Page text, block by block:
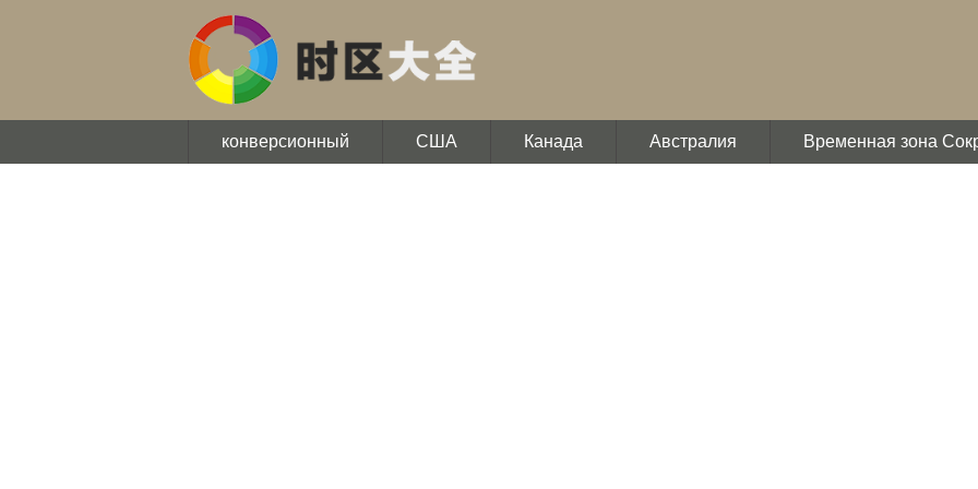
конверсионный США Канада Австралия Временная зона